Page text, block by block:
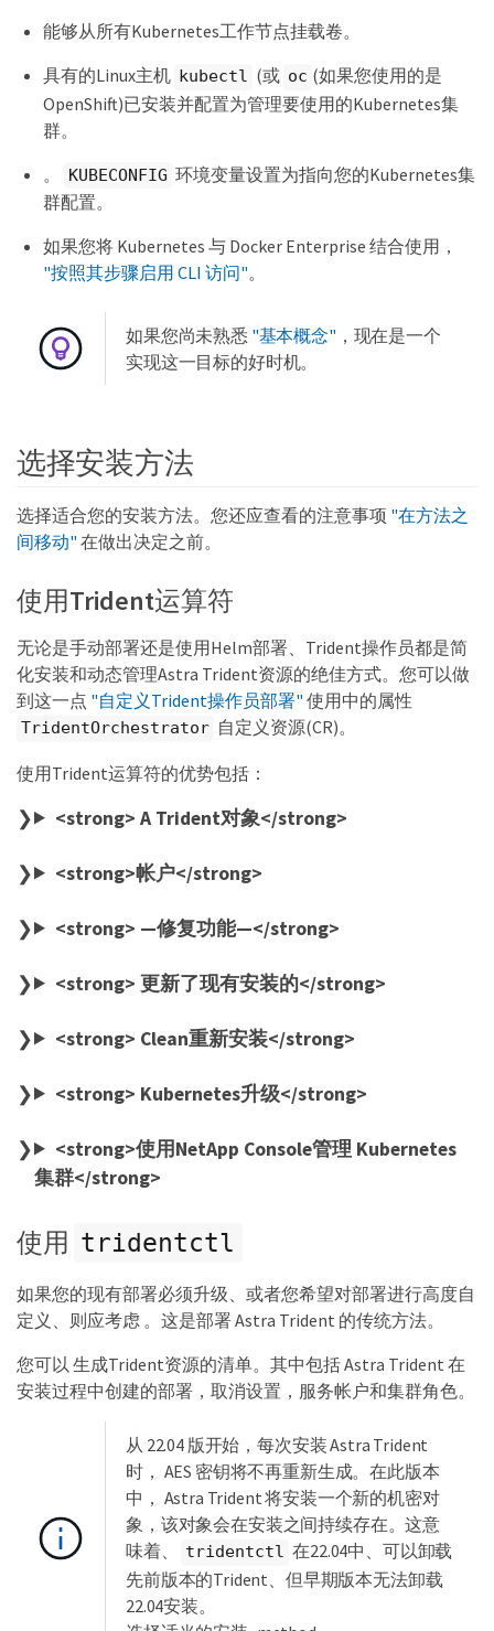
能够从所有Kubernetes工作节点挂载卷。
具有的Linux主机 kubectl (或 oc (如果您使用的是
OpenShift)已安装并配置为管理要使用的Kubernetes集
群。
。
KUBECONFIG 环境变量设置为指向您的Kubernetes集
群配置。
如果您将 Kubernetes 与 Docker Enterprise 结合使用，
"按照其步骤启用 CLI 访问"。
如果您尚未熟悉 "基本概念" ，现在是一个
实现这一目标的好时机。
选择安装方法
选择适合您的安装方法。您还应查看的注意事项 "在方法之
间移动" 在做出决定之前。
使用Trident运算符
无论是手动部署还是使用Helm部署、Trident操作员都是简
化安装和动态管理Astra Trident资源的绝佳方式。您可以做
到这一点 "自定义Trident操作员部署" 使用中的属性
TridentOrchestrator 自定义资源(CR)。
使用Trident运算符的优势包括：
<strong> A Trident对象</strong>
<strong>帐户</strong>
<strong> —修复功能—</strong>
<strong> 更新了现有安装的</strong>
<strong> Clean重新安装</strong>
<strong> Kubernetes升级</strong>
<strong>使用NetApp Console管理 Kubernetes
集群</strong>
使用 tridentctl
如果您的现有部署必须升级、或者您希望对部署进行高度自
定义、则应考虑 。这是部署 Astra Trident 的传统方法。
您可以 生成Trident资源的清单。其中包括 Astra Trident 在
安装过程中创建的部署，取消设置，服务帐户和集群角色。
从 22.04 版开始，每次安装 Astra Trident
时， AES 密钥将不再重新生成。在此版本
中， Astra Trident 将安装一个新的机密对
象，该对象会在安装之间持续存在。这意
味着、
tridentctl 在22.04中、可以卸载
先前版本的Trident、但早期版本无法卸载
22.04安装。